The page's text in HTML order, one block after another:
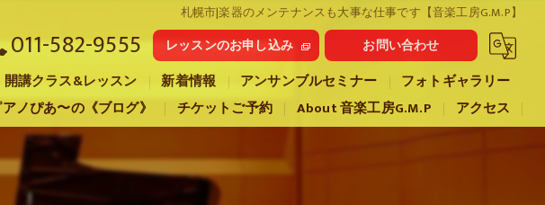
札幌市|楽器のメンテナンスも大事な仕事です【音楽工房G.M.P】
011-582-9555 レッスンのお申し込み お問い合わせ
の口コミ情報
の評判
開講クラス&レッスン 新着情報 アンサンブルセミナー
フォトギャラリー
ノぴあ〜の《ブログ》 チケットご予約 About 音楽工房G.M.P アクセス